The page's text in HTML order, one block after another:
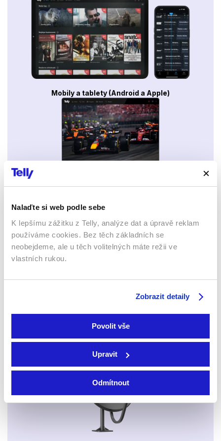
Nalaďte si web podle sebe
K lepšímu zážitku z Telly, analýze dat a úpravě reklam
používáme cookies. Bez těch základních se
neobejdeme, ale u těch volitelných máte režii ve
vlastních rukou.
Zobrazit detaily
Povolit vše
Upravit
Odmítnout
Mobily a tablety (Android a Apple)
Webový prohlížeč